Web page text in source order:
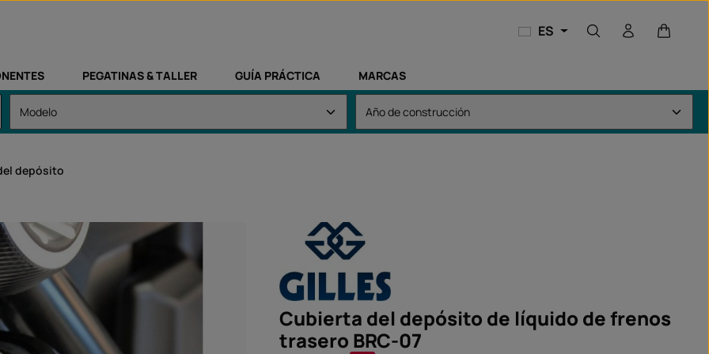
ES El
PEGATINAS & TALLER GUÍA PRÁCTICA MARCAS
depósito
Cubierta del depósito de líquido de frenos
trasero BRC-07